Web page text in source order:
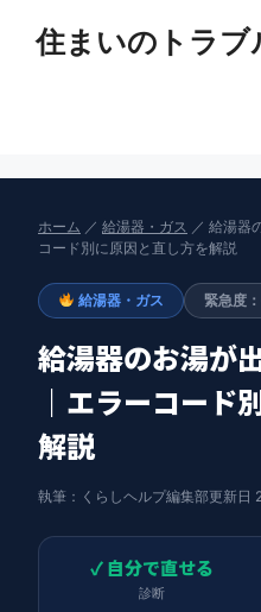
住まいのトラブ
ホーム ／ 給湯器・ガス ／ 給湯器
コード別に原因と直し方を解説
給湯器・ガス 緊急度
給湯器のお湯が
｜エラーコード
解説
執筆：くらしヘルプ編集部更新日
✓ 自分で直せる
診断